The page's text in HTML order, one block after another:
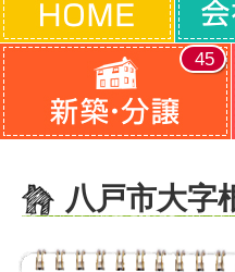
45
八戸市大字